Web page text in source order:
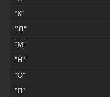
"К"
"Л"
"М"
"Н"
"О"
"П"